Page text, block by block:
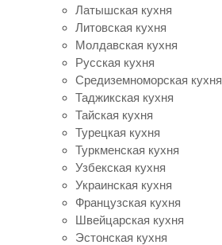
Латышская кухня
Литовская кухня
Молдавская кухня
Русская кухня
Средиземноморская кухня
Таджикская кухня
Тайская кухня
Турецкая кухня
Туркменская кухня
Узбекская кухня
Украинская кухня
Французская кухня
Швейцарская кухня
Эстонская кухня